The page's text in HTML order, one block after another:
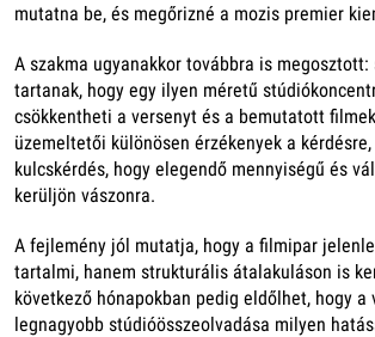
mutatna be, és megőrizné a mozis premier
A szakma ugyanakkor továbbra is
tartanak, hogy egy ilyen méretű
csökkentheti a versenyt és a bemutatott
üzemeltetői különösen érzékenyek a
kulcskérdés, hogy elegendő mennyiségű és
kerüljön vászonra.
A fejlemény jól mutatja, hogy a filmipar
tartalmi, hanem strukturális átalakuláson is
következő hónapokban pedig eldőlhet, hogy a
legnagyobb stúdióösszeolvadása milyen